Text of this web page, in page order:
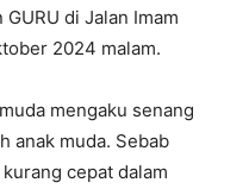
di Jalan Imam
2024 malam.
mengaku senang
anak muda. Sebab
cepat dalam